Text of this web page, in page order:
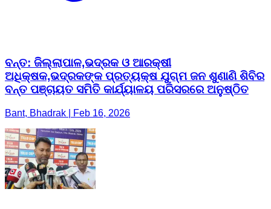
ବନ୍ତ: ଜିଲ୍ଲାପାଳ,ଭଦ୍ରକ ଓ ଆରକ୍ଷୀ
ଅଧିକ୍ଷକ,ଭଦ୍ରକଙ୍କ ପ୍ରତ୍ୟକ୍ଷ ଯୁଗ୍ମ ଜନ ଶୁଣାଣି ଶିବିର
ବନ୍ତ ପଞ୍ଚାୟତ ସମିତି କାର୍ଯ୍ୟାଳୟ ପରିସରରେ ଅନୁଷ୍ଠିତ
Bant, Bhadrak | Feb 16, 2026